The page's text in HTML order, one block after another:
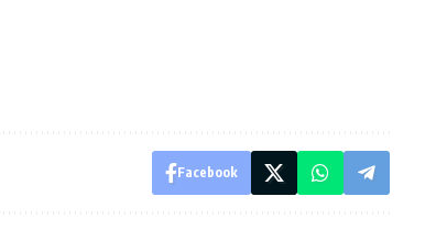
Facebook